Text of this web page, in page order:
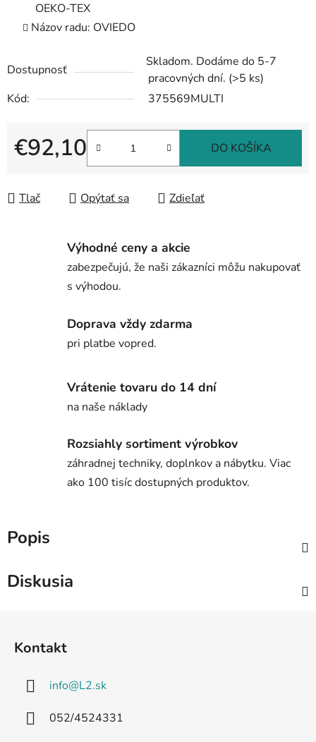
OEKO-TEX
Názov radu: OVIEDO
Dostupnosť
Skladom. Dodáme do 5-7
pracovných dní. (>5 ks)
Kód:
375569MULTI
€92,10
Jednotková cena:
DO KOŠÍKA
Tlač Opýtať sa Zdieľať
Výhodné ceny a akcie
zabezpečujú, že naši zákazníci môžu nakupovať
s výhodou.
Doprava vždy zdarma
pri platbe vopred.
Vrátenie tovaru do 14 dní
na naše náklady
Rozsiahly sortiment výrobkov
záhradnej techniky, doplnkov a nábytku. Viac
ako 100 tisíc dostupných produktov.
Popis
Diskusia
Kontakt
info@L2.sk
052/4524331